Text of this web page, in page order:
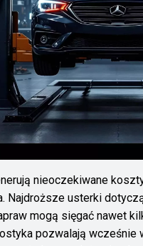
nieoczekiwane
Najdroższe usterki
mogą sięgać nawet
pozwalają wcześnie